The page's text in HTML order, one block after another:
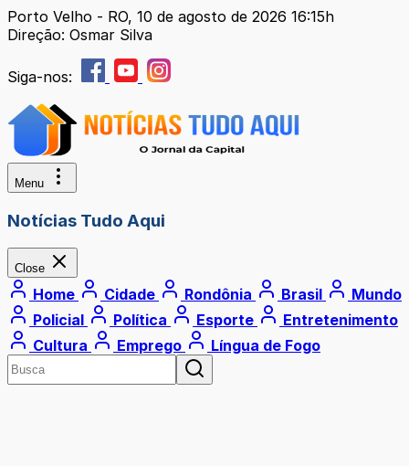
Porto Velho - RO, 10 de agosto de 2026 16:15h
Direção: Osmar Silva
Siga-nos:
Menu
Notícias Tudo Aqui
Close
Home Cidade Rondônia Brasil
Mundo
Policial
Política Esporte
Entretenimento
Cultura
Emprego Língua de Fogo